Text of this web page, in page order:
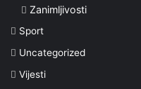
Zanimljivosti
Sport
Uncategorized
Vijesti